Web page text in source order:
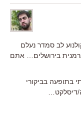
לב סמדר נעלם
בירושלים… אתם
בתופעה בביקורי
דיסלקט…